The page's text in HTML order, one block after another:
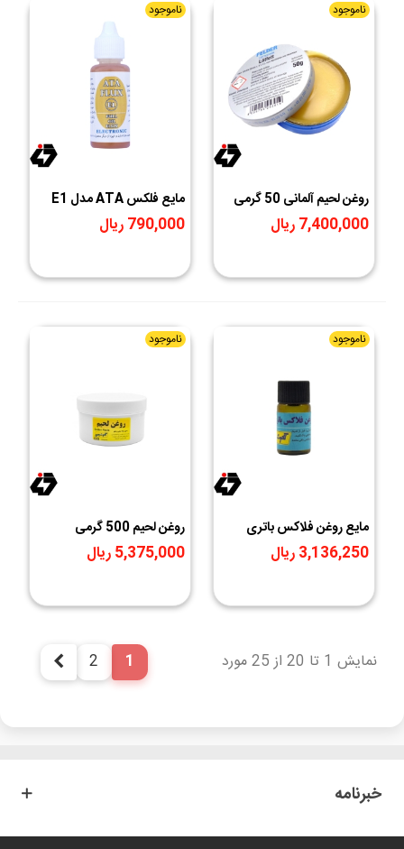
ناموجود
روغن لحیم آلمانی 50 گرمی
FELDER
7,400,000 ریال
ناموجود
مایع فلکس ATA مدل E1
وزن 30 گرم
790,000 ریال
ناموجود
مایع روغن فلاکس باتری
تکنوشیمی
3,136,250 ریال
ناموجود
روغن لحیم 500 گرمی
تکنوشیمی
5,375,000 ریال
نمایش 1 تا 20 از 25 مورد 1
2 بعدی
خبرنامه